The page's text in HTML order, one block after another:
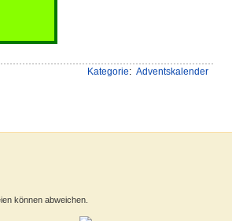
Kategorie: Adventskalender
können abweichen.